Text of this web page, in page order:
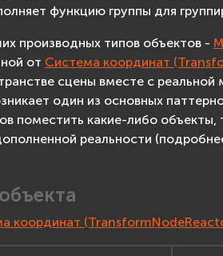
функцию группы для
производных типов объектов -
от Система координат
сцены вместе с
один из основных
поместить какие-либо
реальности
координат